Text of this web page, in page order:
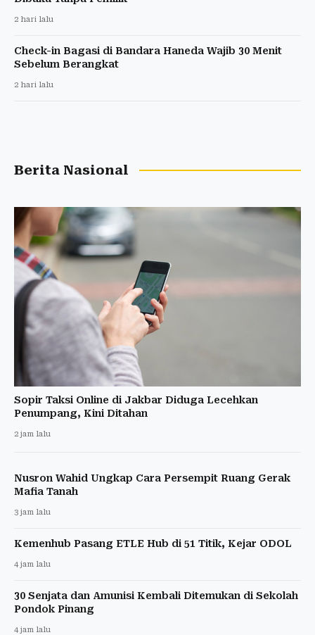
2 hari lalu
Check-in Bagasi di Bandara Haneda Wajib 30 Menit
Sebelum Berangkat
2 hari lalu
Berita Nasional
Sopir Taksi Online di Jakbar Diduga Lecehkan
Penumpang, Kini Ditahan
2 jam lalu
Nusron Wahid Ungkap Cara Persempit Ruang Gerak
Mafia Tanah
3 jam lalu
Kemenhub Pasang ETLE Hub di 51 Titik, Kejar ODOL
4 jam lalu
30 Senjata dan Amunisi Kembali Ditemukan di Sekolah
Pondok Pinang
4 jam lalu